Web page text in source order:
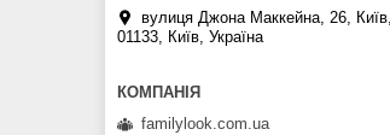
вулиця Джона Маккейна, 26, Київ,
01133, Київ, Україна
familylook.com.ua